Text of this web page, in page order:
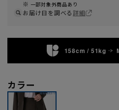
一部対象外商品あり
お届け日を調べる詳細
158cm / 51kg
カラー